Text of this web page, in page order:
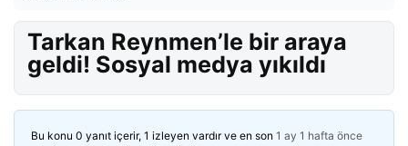
Tarkan Reynmen’le bir araya
geldi! Sosyal medya yıkıldı
Bu konu 0 yanıt içerir, 1 izleyen vardır ve en son 1 ay 1 hafta önce